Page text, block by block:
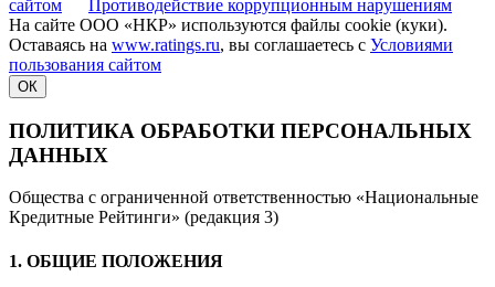
сайтом
Противодействие коррупционным нарушениям
На сайте ООО «НКР» используются файлы cookie (куки).
Оставаясь на www.ratings.ru, вы соглашаетесь с Условиями
пользования сайтом
ОК
ПОЛИТИКА ОБРАБОТКИ ПЕРСОНАЛЬНЫХ
ДАННЫХ
Общества с ограниченной ответственностью «Национальные
Кредитные Рейтинги» (редакция 3)
1. ОБЩИЕ ПОЛОЖЕНИЯ